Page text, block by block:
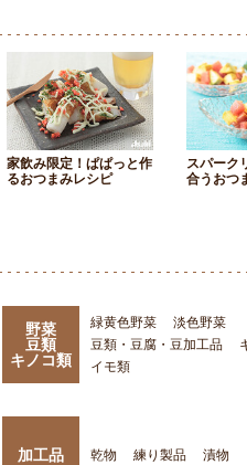
家飲み限定！ぱぱっと作
るおつまみレシピ
スパーク
合うおつ
野菜
豆類
キノコ類
緑黄色野菜
淡色野菜
豆類・豆腐・豆加工品
イモ類
加工品 乾物 練り製品 漬物